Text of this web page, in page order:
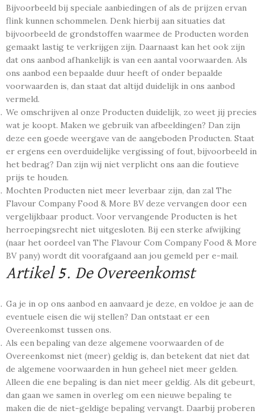
Bijvoorbeeld bij speciale aanbiedingen of als de prijzen ervan
flink kunnen schommelen. Denk hierbij aan situaties dat
bijvoorbeeld de grondstoffen waarmee de Producten worden
gemaakt lastig te verkrijgen zijn. Daarnaast kan het ook zijn
dat ons aanbod afhankelijk is van een aantal voorwaarden. Als
ons aanbod een bepaalde duur heeft of onder bepaalde
voorwaarden is, dan staat dat altijd duidelijk in ons aanbod
vermeld.
We omschrijven al onze Producten duidelijk, zo weet jij precies
wat je koopt. Maken we gebruik van afbeeldingen? Dan zijn
deze een goede weergave van de aangeboden Producten. Staat
er ergens een overduidelijke vergissing of fout, bijvoorbeeld in
het bedrag? Dan zijn wij niet verplicht ons aan die foutieve
prijs te houden.
Mochten Producten niet meer leverbaar zijn, dan zal The
Flavour Company Food & More BV deze vervangen door een
vergelijkbaar product. Voor vervangende Producten is het
herroepingsrecht niet uitgesloten. Bij een sterke afwijking
(naar het oordeel van The Flavour Com Company Food & More
BV pany) wordt dit voorafgaand aan jou gemeld per e-mail.
Artikel 5. De Overeenkomst
Ga je in op ons aanbod en aanvaard je deze, en voldoe je aan de
eventuele eisen die wij stellen? Dan ontstaat er een
Overeenkomst tussen ons.
Als een bepaling van deze algemene voorwaarden of de
Overeenkomst niet (meer) geldig is, dan betekent dat niet dat
de algemene voorwaarden in hun geheel niet meer gelden.
Alleen die ene bepaling is dan niet meer geldig. Als dit gebeurt,
dan gaan we samen in overleg om een nieuwe bepaling te
maken die de niet-geldige bepaling vervangt. Daarbij proberen